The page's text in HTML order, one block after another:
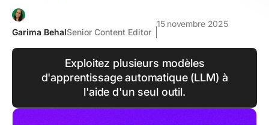
Garima BehalSenior Content Editor
15 novembre 2025
Exploitez plusieurs modèles
d'apprentissage automatique (LLM) à
l'aide d'un seul outil.